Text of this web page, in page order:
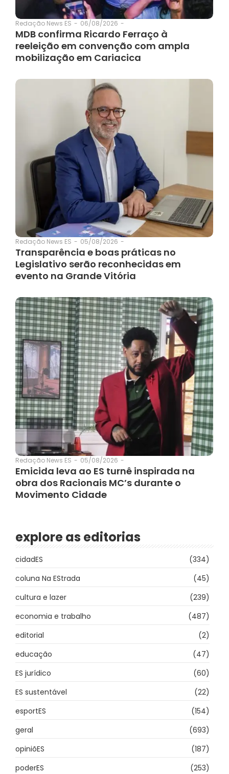
Redação News ES - 06/08/2026 -
MDB confirma Ricardo Ferraço à
reeleição em convenção com ampla
mobilização em Cariacica
Redação News ES - 05/08/2026 -
Transparência e boas práticas no
Legislativo serão reconhecidas em
evento na Grande Vitória
Redação News ES - 05/08/2026 -
Emicida leva ao ES turnê inspirada na
obra dos Racionais MC’s durante o
Movimento Cidade
explore as editorias
cidadES
(334)
coluna Na EStrada
(45)
cultura e lazer
(239)
economia e trabalho
(487)
editorial
(2)
educação
(47)
ES jurídico
(60)
ES sustentável
(22)
esportES
(154)
geral
(693)
opiniõES
(187)
poderES
(253)